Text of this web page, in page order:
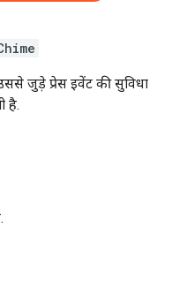
जुड़े प्रेस इवेंट की सुविधा
है.